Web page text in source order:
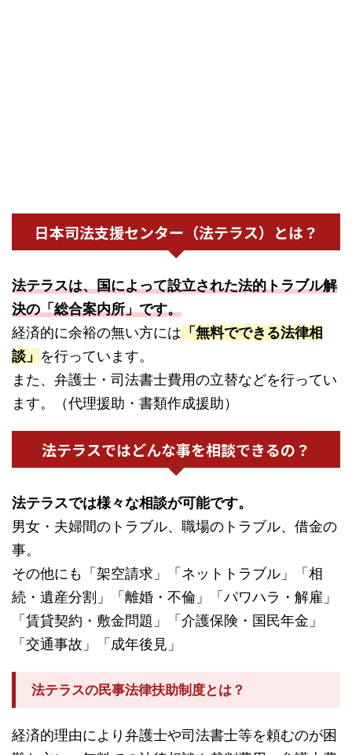
日本司法支援センター（法テラス）とは？
法テラスは、国によって設立された法的トラブル解
決の「総合案内所」です。
経済的に余裕の無い方には 「無料でできる法律相
談」 を行っています。
また、弁護士・司法書士費用の立替などを行ってい
ます。（代理援助・書類作成援助）
法テラスではどんな事を相談できるの？
法テラスでは様々な相談が可能です。
男女・夫婦間のトラブル、職場のトラブル、借金の
事。
その他にも「架空請求」「ネットトラブル」「相
続・遺産分割」「離婚・不倫」「パワハラ・解雇」
「賃貸契約・敷金問題」「介護保険・国民年金」
「交通事故」「成年後見」
法テラスの民事法律扶助制度とは？
経済的理由により弁護士や司法書士等を頼むのが困